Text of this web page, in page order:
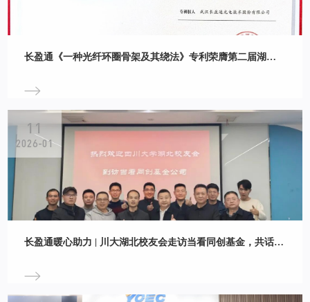
长盈通《一种光纤环圈骨架及其绕法》专利荣膺第二届湖北省专利奖优秀奖
11
2026-01
长盈通暖心助力 | 川大湖北校友会走访当看同创基金，共话科创投资新机遇